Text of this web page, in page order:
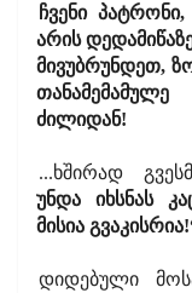
ჩვენი
არის
მივუბრუნდეთ,
ძილიდან!
...ხშირად
უნდა იხსნას
მისია
დიდებული